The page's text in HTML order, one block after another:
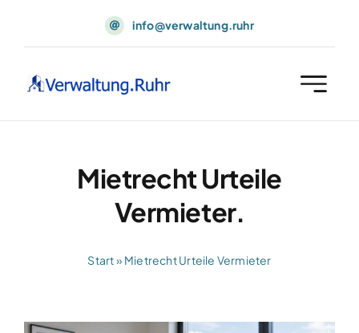
content
info@verwaltung.ruhr
Mietrecht Urteile
Vermieter.
Start» Mietrecht Urteile Vermieter